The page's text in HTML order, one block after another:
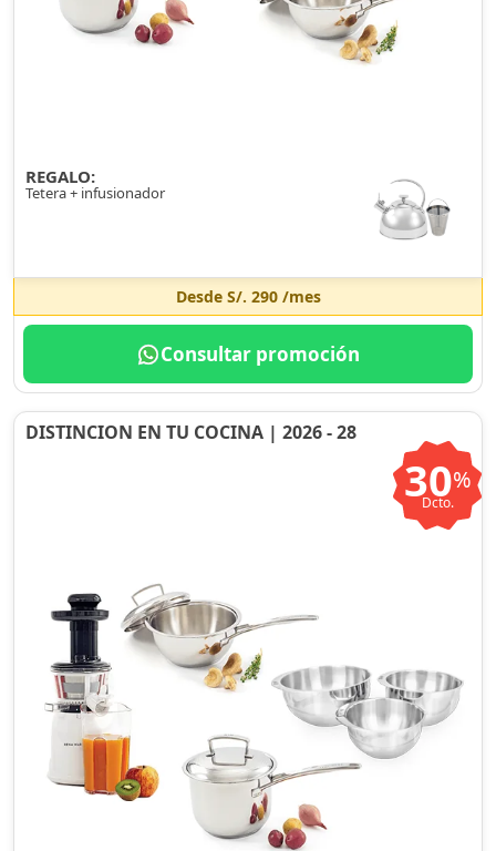
REGALO:
Tetera + infusionador
Desde S/. 290/mes
Consultar promoción
DISTINCION EN TU COCINA | 2026 - 28
30%
Dcto.